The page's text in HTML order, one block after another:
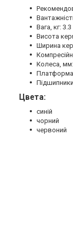
Вага, кг: 3.3
Висота
Ширина
Колеса,
Цвета:
синій
чорний
червоний